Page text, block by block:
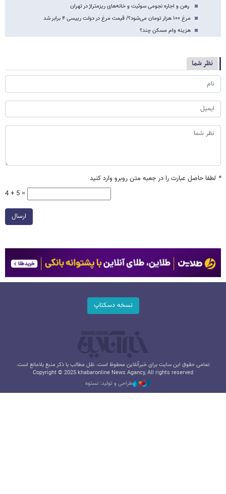
رهن و اجاره نجومی سوئیت و خانه‌های ریزمتراژ در تهران
مرغ ۱۰۰ هزار تومان می‌شود؟/ قیمت مرغ در دولت رییسی ۴ برابر شد
هزینه وام مسکن چند؟
نظر شما
* لطفا حاصل عبارت را در جعبه متن روبرو وارد کنید
4 + 5 =
ارسال
نسخه دسکتاپ
تمامی حقوق این سایت برای خبرآنلاین محفوظ است. نقل مطالب با ذکر منبع بلامانع است.
Copyright © 2025 khabaronline News Agancy, All rights reserved
طراحی و تولید: نستوه